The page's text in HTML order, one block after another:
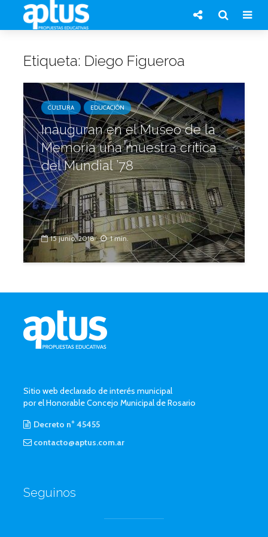
Etiqueta: Diego Figueroa
CULTURA EDUCACIÓN
Inauguran en el Museo de la
Memoria una muestra crítica
del Mundial ’78
15 junio, 2018 1 min.
Sitio web declarado de interés municipal
por el Honorable Concejo Municipal de Rosario
Decreto n° 45455
contacto@aptus.com.ar
Seguinos